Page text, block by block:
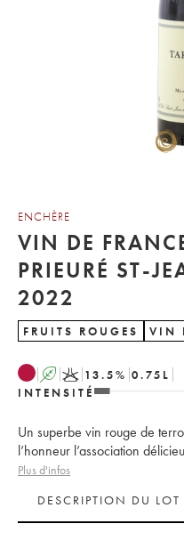
ENCHÈRE
VIN DE
PRIEURÉ ST-
2022
FRUITS ROUGES VIN
A K 13.5% 0.75 L
INTENSITÉ
Un superbe vin rouge de
l’honneur l’association
Plus d'infos
DESCRIPTION DU LOT